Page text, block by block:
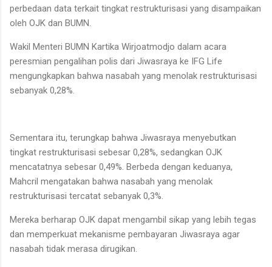
perbedaan data terkait tingkat restrukturisasi yang disampaikan
oleh OJK dan BUMN.
Wakil Menteri BUMN Kartika Wirjoatmodjo dalam acara
peresmian pengalihan polis dari Jiwasraya ke IFG Life
mengungkapkan bahwa nasabah yang menolak restrukturisasi
sebanyak 0,28%.
Sementara itu, terungkap bahwa Jiwasraya menyebutkan
tingkat restrukturisasi sebesar 0,28%, sedangkan OJK
mencatatnya sebesar 0,49%. Berbeda dengan keduanya,
Mahcril mengatakan bahwa nasabah yang menolak
restrukturisasi tercatat sebanyak 0,3%.
Mereka berharap OJK dapat mengambil sikap yang lebih tegas
dan memperkuat mekanisme pembayaran Jiwasraya agar
nasabah tidak merasa dirugikan.